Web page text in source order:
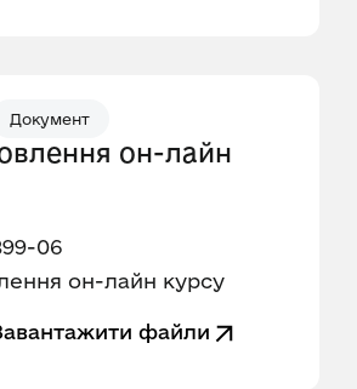
Документ
он-лайн
06
он-лайн курсу
файли